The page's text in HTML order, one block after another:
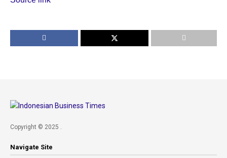
Copyright © 2025 .
Navigate Site